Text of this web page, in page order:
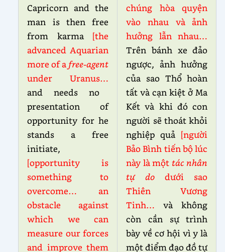
Capricorn and the
man is then free
from karma [the
advanced Aquarian
more of a free-agent
under Uranus…
and needs no
presentation of
opportunity for he
stands a free
initiate,
[opportunity is
something to
overcome… an
obstacle against
which we can
measure our forces
and improve them
chúng hòa quyện
vào nhau và ảnh
hưởng lẫn nhau…
Trên bánh xe đảo
ngược, ảnh hưởng
của sao Thổ hoàn
tất và cạn kiệt ở Ma
Kết và khi đó con
người sẽ thoát khỏi
nghiệp quả [người
Bảo Bình tiến bộ lúc
này là một tác nhân
tự do dưới sao
Thiên Vương
Tinh…và không
còn cần sự trình
bày về cơ hội vì y là
một điểm đạo đồ tự